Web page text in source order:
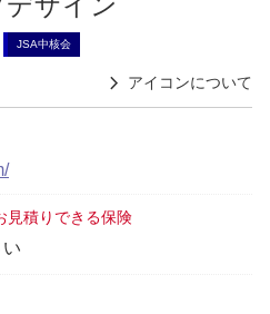
JSA中核会
アイコンについて
見積りできる保険